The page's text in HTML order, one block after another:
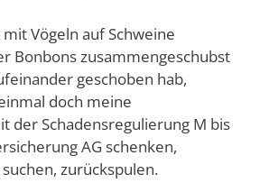
Vögeln auf Schweine
Bonbons zusammengeschubst
geschoben hab,
doch meine
der Schadensregulierung M bis
AG schenken,
zurückspulen.